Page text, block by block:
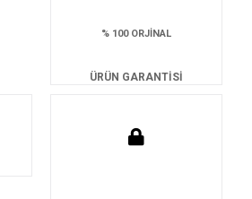
% 100 ORJİNAL
ÜRÜN GARANTİSİ